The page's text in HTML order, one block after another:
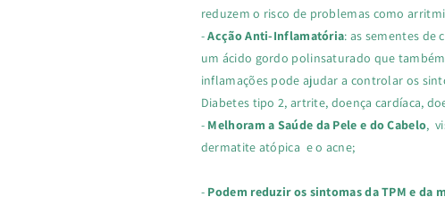
reduzem o risco de problemas como
-Acção Anti-Inflamatória: as sementes de
um ácido gordo polinsaturado que
inflamações pode ajudar a controlar os
Diabetes tipo 2, artrite, doença cardíaca,
- Melhoram a Saúde da Pele e do Cabelo,
dermatite atópica e o acne;
- Podem reduzir os sintomas da TPM e da